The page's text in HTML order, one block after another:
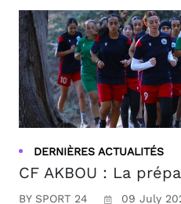
DERNIÈRES ACTUALITÉS
CF AKBOU : La
BY SPORT 24 09 July